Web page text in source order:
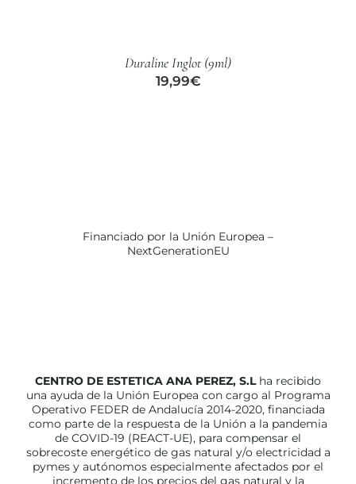
Duraline Inglot (9ml)
19,99€
Financiado por la Unión Europea –
NextGenerationEU
CENTRO DE ESTETICA ANA PEREZ, S.Lha recibido
una ayuda de la Unión Europea con cargo al Programa
Operativo FEDER de Andalucía 2014-2020, financiada
como parte de la respuesta de la Unión a la pandemia
de COVID-19 (REACT-UE), para compensar el
sobrecoste energético de gas natural y/o electricidad a
pymes y autónomos especialmente afectados por el
incremento de los precios del gas natural y la